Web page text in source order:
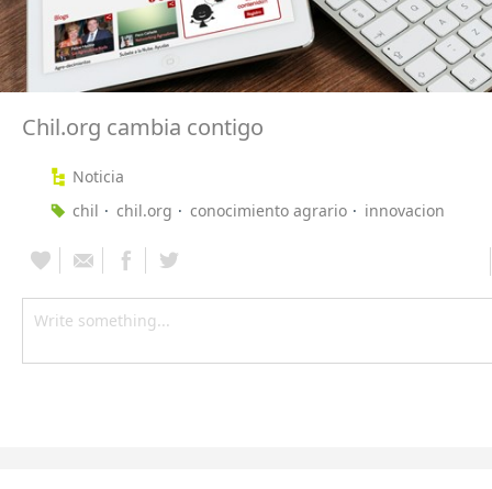
Chil.org cambia contigo
Noticia
chil
chil.org conocimiento agrario innovacion